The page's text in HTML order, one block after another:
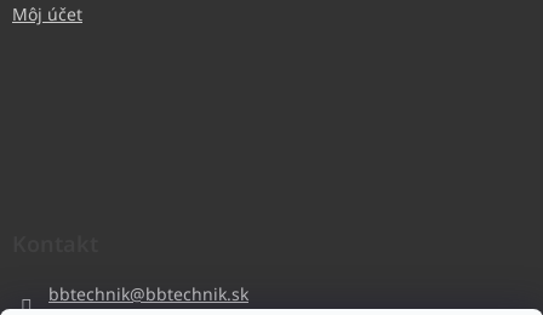
Môj účet
bbtechnik@bbtechnik.sk